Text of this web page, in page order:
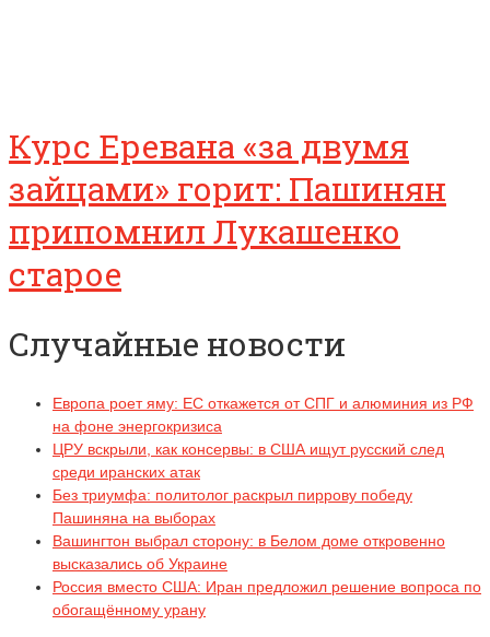
Курс Еревана «за двумя
зайцами» горит: Пашинян
припомнил Лукашенко
старое
Случайные новости
Европа роет яму: ЕС откажется от СПГ и алюминия из РФ
на фоне энергокризиса
ЦРУ вскрыли, как консервы: в США ищут русский след
среди иранских атак
Без триумфа: политолог раскрыл пиррову победу
Пашиняна на выборах
Вашингтон выбрал сторону: в Белом доме откровенно
высказались об Украине
Россия вместо США: Иран предложил решение вопроса по
обогащённому урану